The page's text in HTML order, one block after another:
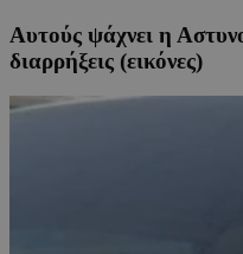
Αυτούς ψάχνει η
διαρρήξεις (εικόνες)